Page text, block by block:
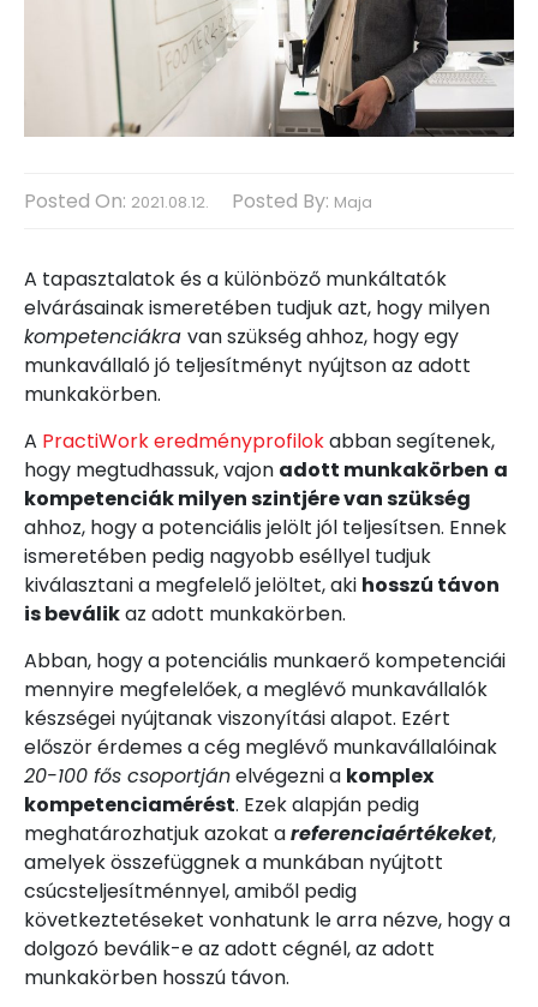
Posted On: 2021.08.12. Posted By: Maja
A tapasztalatok és a különböző munkáltatók
elvárásainak ismeretében tudjuk azt, hogy milyen
kompetenciákra van szükség ahhoz, hogy egy
munkavállaló jó teljesítményt nyújtson az adott
munkakörben.
A PractiWork eredményprofilokabban segítenek,
hogy megtudhassuk, vajon adott munkakörben a
kompetenciák milyen szintjére van szükség
ahhoz, hogy a potenciális jelölt jól teljesítsen. Ennek
ismeretében pedig nagyobb eséllyel tudjuk
kiválasztani a megfelelő jelöltet, aki hosszú távon
is beválikaz adott munkakörben.
Abban, hogy a potenciális munkaerő kompetenciái
mennyire megfelelőek, a meglévő munkavállalók
készségei nyújtanak viszonyítási alapot. Ezért
először érdemes a cég meglévő munkavállalóinak
20-100 fős csoportjánelvégezni a komplex
kompetenciamérést. Ezek alapján pedig
meghatározhatjuk azokat areferenciaértékeket,
amelyek összefüggnek a munkában nyújtott
csúcsteljesítménnyel, amiből pedig
következtetéseket vonhatunk le arra nézve, hogy a
dolgozó beválik-e az adott cégnél, az adott
munkakörben hosszú távon.